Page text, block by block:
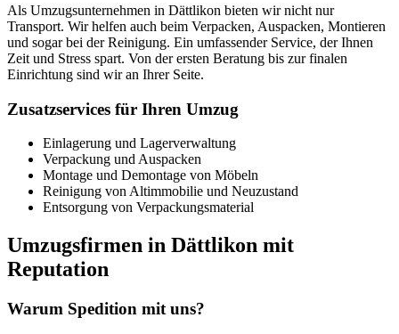
Als Umzugsunternehmen in Dättlikon bieten wir nicht nur
Transport. Wir helfen auch beim Verpacken, Auspacken, Montieren
und sogar bei der Reinigung. Ein umfassender Service, der Ihnen
Zeit und Stress spart. Von der ersten Beratung bis zur finalen
Einrichtung sind wir an Ihrer Seite.
Zusatzservices für Ihren Umzug
Einlagerung und Lagerverwaltung
Verpackung und Auspacken
Montage und Demontage von Möbeln
Reinigung von Altimmobilie und Neuzustand
Entsorgung von Verpackungsmaterial
Umzugsfirmen in Dättlikon mit
Reputation
Warum Spedition mit uns?